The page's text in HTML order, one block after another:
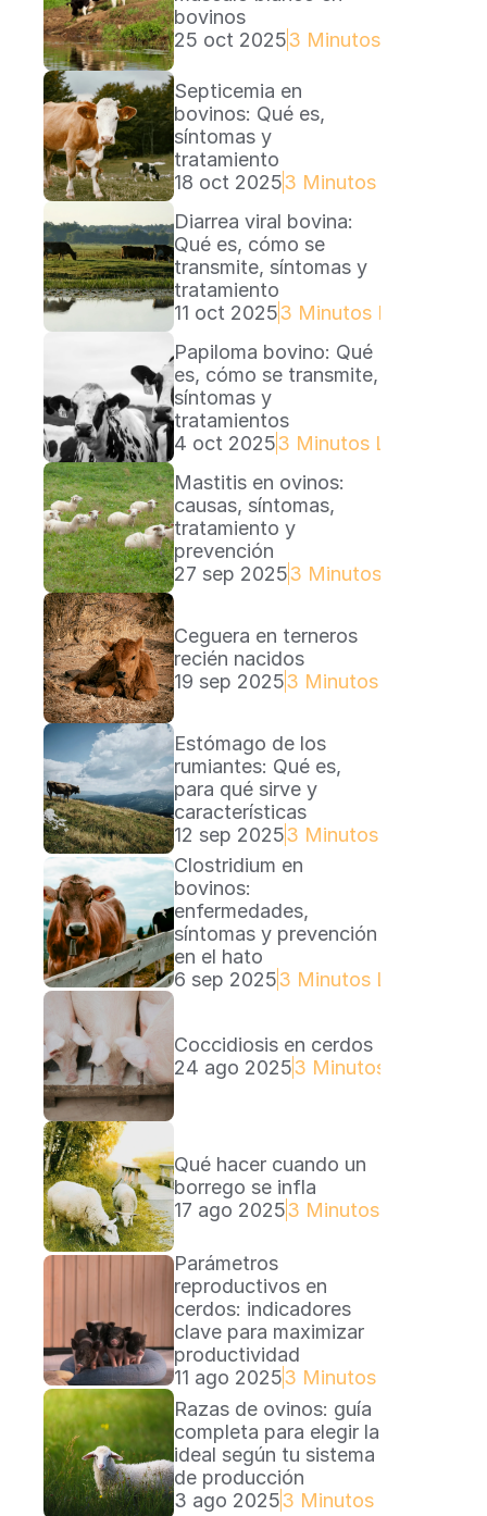
bovinos
25 oct 20253 Minutos Lectura
Septicemia en
bovinos: Qué es,
síntomas y
tratamiento
18 oct 20253 Minutos Lectura
Diarrea viral bovina:
Qué es, cómo se
transmite, síntomas y
tratamiento
11 oct 20253 Minutos Lectura
Papiloma bovino: Qué
es, cómo se transmite,
síntomas y
tratamientos
4 oct 20253 Minutos Lectura
Mastitis en ovinos:
causas, síntomas,
tratamiento y
prevención
27 sep 20253 Minutos Lectura
Ceguera en terneros
recién nacidos
19 sep 20253 Minutos Lectura
Estómago de los
rumiantes: Qué es,
para qué sirve y
características
12 sep 20253 Minutos Lectura
Clostridium en
bovinos:
enfermedades,
síntomas y prevención
en el hato
6 sep 20253 Minutos Lectura
Coccidiosis en cerdos
24 ago 20253 Minutos Lectura
Qué hacer cuando un
borrego se infla
17 ago 20253 Minutos Lectura
Parámetros
reproductivos en
cerdos: indicadores
clave para maximizar
productividad
11 ago 20253 Minutos Lectura
Razas de ovinos: guía
completa para elegir la
ideal según tu sistema
de producción
3 ago 20253 Minutos Lectura